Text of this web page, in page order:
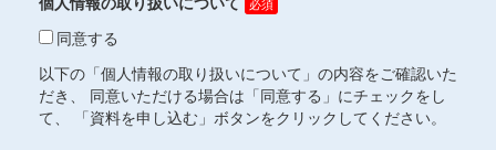
同意する
以下の「個人情報の取り扱いについて」の内容をご確認いた
だき、 同意いただける場合は「同意する」にチェックをし
て、 「資料を申し込む」ボタンをクリックしてください。